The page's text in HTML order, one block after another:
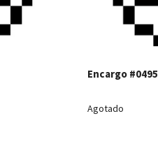
Encargo #0495
Agotado